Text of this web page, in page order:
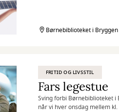
Børnebiblioteket i Bryggen
FRITID OG LIVSSTIL
Fars legestue
Sving forbi Børnebiblioteket
når vi hver onsdag mellem